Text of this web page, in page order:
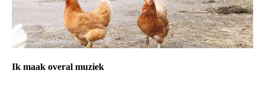
Ik maak overal muziek